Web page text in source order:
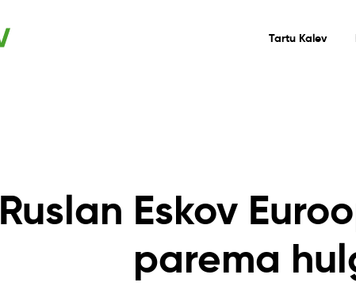
Tartu Kalev
Ruslan Eskov
parema